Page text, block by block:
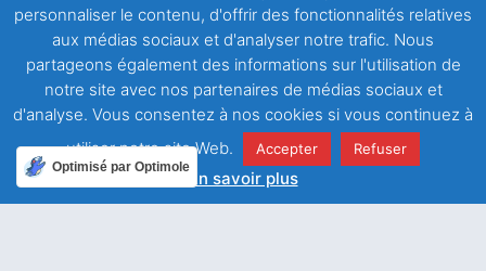
personnaliser le contenu, d'offrir des fonctionnalités relatives
aux médias sociaux et d'analyser notre trafic. Nous
partageons également des informations sur l'utilisation de
notre site avec nos partenaires de médias sociaux et
d'analyse. Vous consentez à nos cookies si vous continuez à
utiliser notre site Web.
Accepter Refuser
En savoir plus
Optimisé par Optimole